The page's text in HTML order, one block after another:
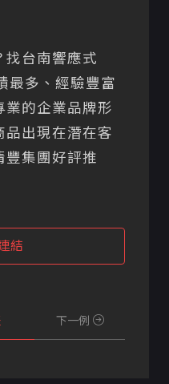
找台南響應式
最多、經驗豐富
業的企業品牌形
品出現在潛在客
豐集團好評推
結
下一例